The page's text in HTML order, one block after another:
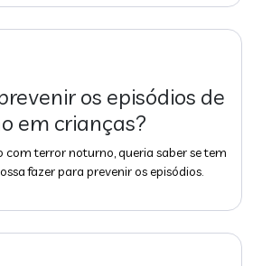
os episódios de
em crianças?
terror noturno, queria saber se tem
fazer para prevenir os episódios.